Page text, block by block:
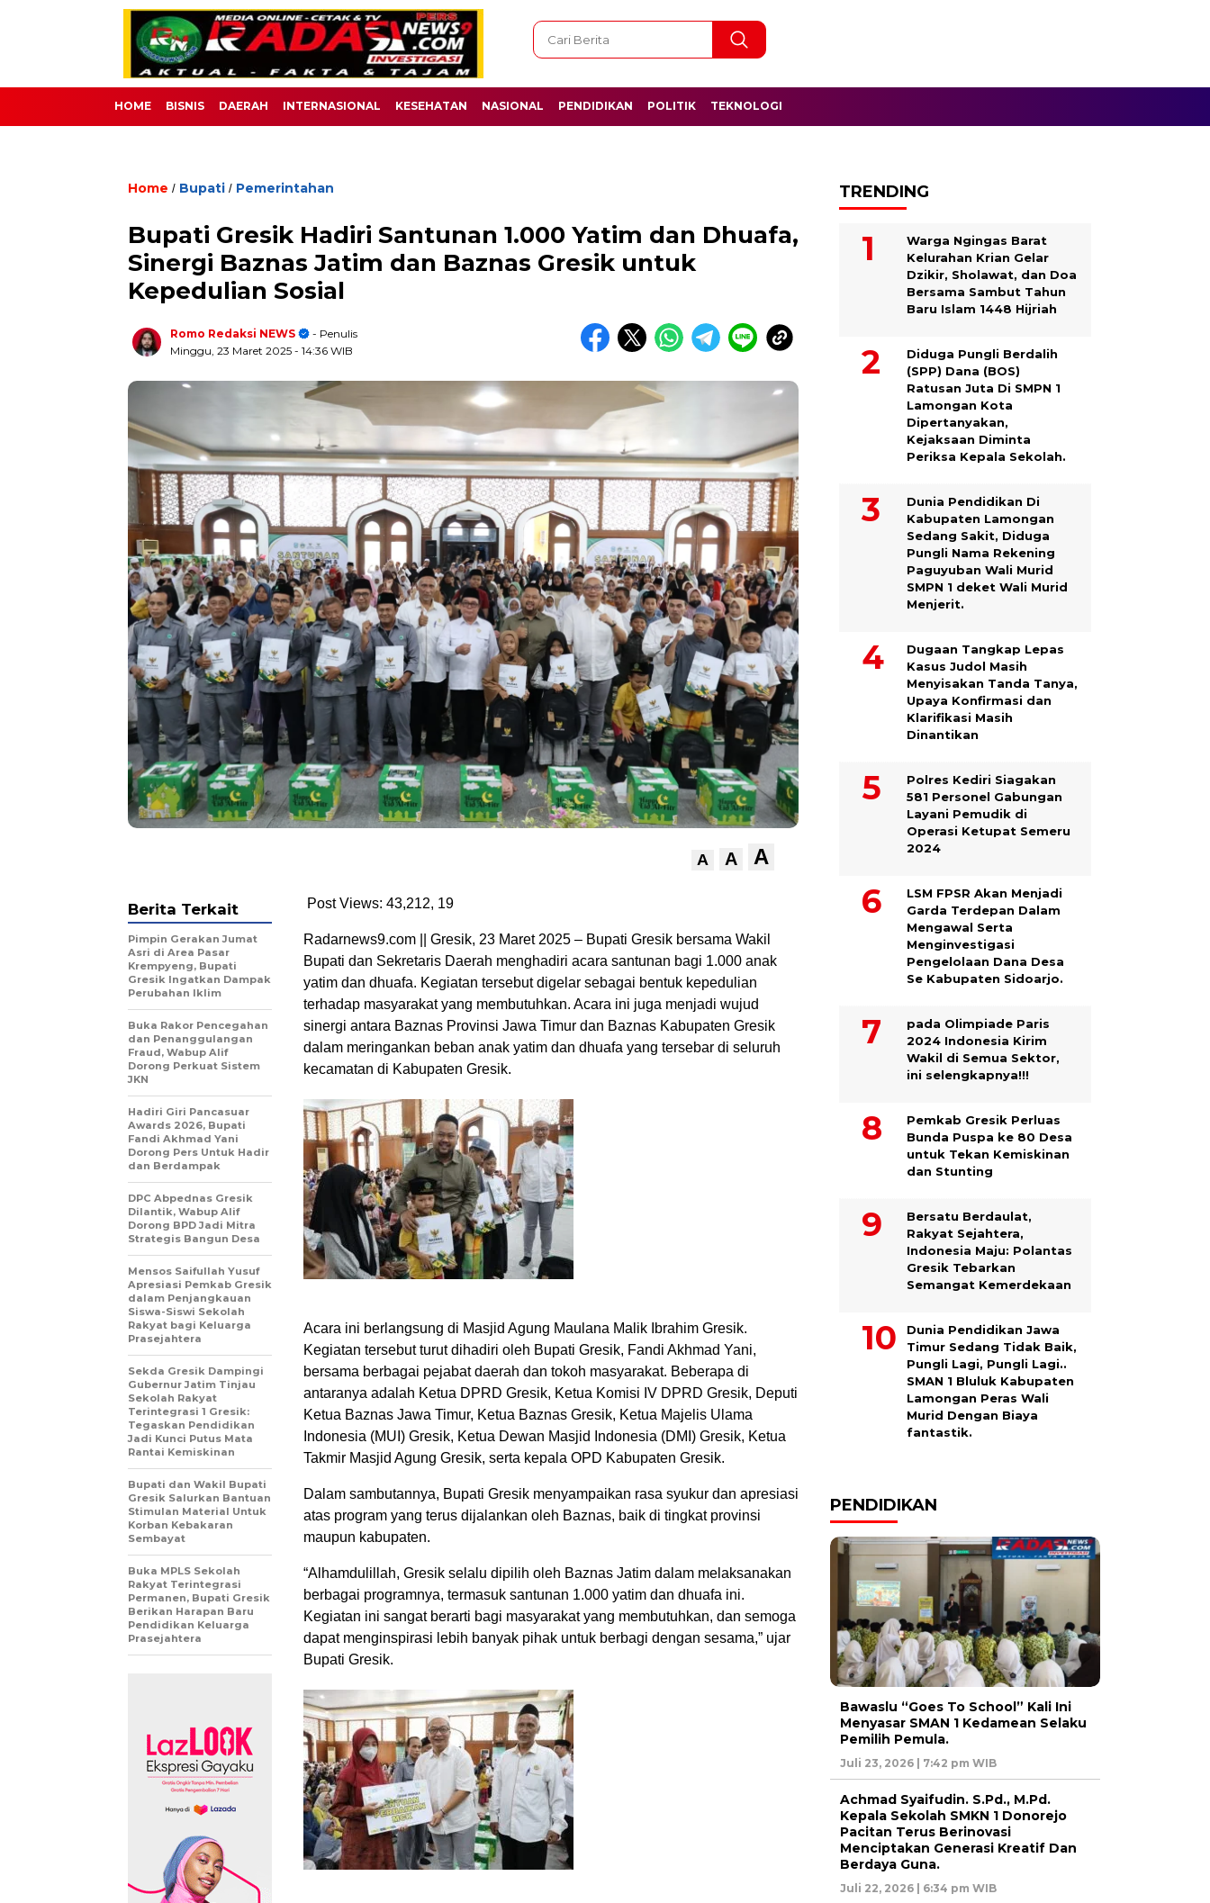
HOME BISNIS DAERAH INTERNASIONAL KESEHATAN NASIONAL PENDIDIKAN POLITIK TEKNOLOGI
Home / Bupati / Pemerintahan
Bupati Gresik Hadiri Santunan 1.000 Yatim dan Dhuafa,
Sinergi Baznas Jatim dan Baznas Gresik untuk
Kepedulian Sosial
Romo Redaksi NEWS
- Penulis
Minggu, 23 Maret 2025 - 14:36 WIB
A A A
Post Views: 43,212, 19
Radarnews9.com || Gresik, 23 Maret 2025 – Bupati Gresik bersama Wakil
Bupati dan Sekretaris Daerah menghadiri acara santunan bagi 1.000 anak
yatim dan dhuafa. Kegiatan tersebut digelar sebagai bentuk kepedulian
terhadap masyarakat yang membutuhkan. Acara ini juga menjadi wujud
sinergi antara Baznas Provinsi Jawa Timur dan Baznas Kabupaten Gresik
dalam meringankan beban anak yatim dan dhuafa yang tersebar di seluruh
kecamatan di Kabupaten Gresik.
Acara ini berlangsung di Masjid Agung Maulana Malik Ibrahim Gresik.
Kegiatan tersebut turut dihadiri oleh Bupati Gresik, Fandi Akhmad Yani,
bersama berbagai pejabat daerah dan tokoh masyarakat. Beberapa di
antaranya adalah Ketua DPRD Gresik, Ketua Komisi IV DPRD Gresik, Deputi
Ketua Baznas Jawa Timur, Ketua Baznas Gresik, Ketua Majelis Ulama
Indonesia (MUI) Gresik, Ketua Dewan Masjid Indonesia (DMI) Gresik, Ketua
Takmir Masjid Agung Gresik, serta kepala OPD Kabupaten Gresik.
Dalam sambutannya, Bupati Gresik menyampaikan rasa syukur dan apresiasi
atas program yang terus dijalankan oleh Baznas, baik di tingkat provinsi
maupun kabupaten.
“Alhamdulillah, Gresik selalu dipilih oleh Baznas Jatim dalam melaksanakan
berbagai programnya, termasuk santunan 1.000 yatim dan dhuafa ini.
Kegiatan ini sangat berarti bagi masyarakat yang membutuhkan, dan semoga
dapat menginspirasi lebih banyak pihak untuk berbagi dengan sesama,” ujar
Bupati Gresik.
Berita Terkait
Pimpin Gerakan Jumat
Asri di Area Pasar
Krempyeng, Bupati
Gresik Ingatkan Dampak
Perubahan Iklim
Buka Rakor Pencegahan
dan Penanggulangan
Fraud, Wabup Alif
Dorong Perkuat Sistem
JKN
Hadiri Giri Pancasuar
Awards 2026, Bupati
Fandi Akhmad Yani
Dorong Pers Untuk Hadir
dan Berdampak
DPC Abpednas Gresik
Dilantik, Wabup Alif
Dorong BPD Jadi Mitra
Strategis Bangun Desa
Mensos Saifullah Yusuf
Apresiasi Pemkab Gresik
dalam Penjangkauan
Siswa-Siswi Sekolah
Rakyat bagi Keluarga
Prasejahtera
Sekda Gresik Dampingi
Gubernur Jatim Tinjau
Sekolah Rakyat
Terintegrasi 1 Gresik:
Tegaskan Pendidikan
Jadi Kunci Putus Mata
Rantai Kemiskinan
Bupati dan Wakil Bupati
Gresik Salurkan Bantuan
Stimulan Material Untuk
Korban Kebakaran
Sembayat
Buka MPLS Sekolah
Rakyat Terintegrasi
Permanen, Bupati Gresik
Berikan Harapan Baru
Pendidikan Keluarga
Prasejahtera
TRENDING
Warga Ngingas Barat
Kelurahan Krian Gelar
Dzikir, Sholawat, dan Doa
Bersama Sambut Tahun
Baru Islam 1448 Hijriah
Diduga Pungli Berdalih
(SPP) Dana (BOS)
Ratusan Juta Di SMPN 1
Lamongan Kota
Dipertanyakan,
Kejaksaan Diminta
Periksa Kepala Sekolah.
Dunia Pendidikan Di
Kabupaten Lamongan
Sedang Sakit, Diduga
Pungli Nama Rekening
Paguyuban Wali Murid
SMPN 1 deket Wali Murid
Menjerit.
Dugaan Tangkap Lepas
Kasus Judol Masih
Menyisakan Tanda Tanya,
Upaya Konfirmasi dan
Klarifikasi Masih
Dinantikan
Polres Kediri Siagakan
581 Personel Gabungan
Layani Pemudik di
Operasi Ketupat Semeru
2024
LSM FPSR Akan Menjadi
Garda Terdepan Dalam
Mengawal Serta
Menginvestigasi
Pengelolaan Dana Desa
Se Kabupaten Sidoarjo.
pada Olimpiade Paris
2024 Indonesia Kirim
Wakil di Semua Sektor,
ini selengkapnya!!!
Pemkab Gresik Perluas
Bunda Puspa ke 80 Desa
untuk Tekan Kemiskinan
dan Stunting
Bersatu Berdaulat,
Rakyat Sejahtera,
Indonesia Maju: Polantas
Gresik Tebarkan
Semangat Kemerdekaan
Dunia Pendidikan Jawa
Timur Sedang Tidak Baik,
Pungli Lagi, Pungli Lagi..
SMAN 1 Bluluk Kabupaten
Lamongan Peras Wali
Murid Dengan Biaya
fantastik.
PENDIDIKAN
Bawaslu “Goes To School” Kali Ini
Menyasar SMAN 1 Kedamean Selaku
Pemilih Pemula.
Juli 23, 2026 | 7:42 pm WIB
Achmad Syaifudin. S.Pd., M.Pd.
Kepala Sekolah SMKN 1 Donorejo
Pacitan Terus Berinovasi
Menciptakan Generasi Kreatif Dan
Berdaya Guna.
Juli 22, 2026 | 6:34 pm WIB